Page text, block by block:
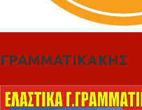
ΓΡΑΜΜΑΤΙΚΑΚΗΣ